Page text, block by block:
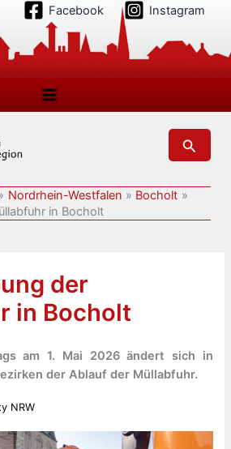
Facebook Instagram
Suchen
Nordrhein-Westfalen
Bocholt
in Bocholt
der
in Bocholt
am 1. Mai 2026 ändert sich in
der Ablauf der Müllabfuhr.
NRW